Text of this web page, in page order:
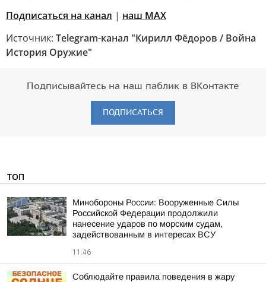
Подписаться на канал | наш МАХ
Источник: Telegram-канал "Кирилл Фёдоров / Война
История Оружие"
Подписывайтесь на наш паблик в ВКонтакте
ПОДПИСАТЬСЯ
ТОП
Минобороны России: Вооруженные Силы
Российской Федерации продолжили
нанесение ударов по морским судам,
задействованным в интересах ВСУ
11:46
Соблюдайте правила поведения в жару